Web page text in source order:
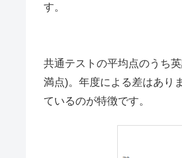
す。
共通テストの平均点のうち
満点)。年度による差はあり
ているのが特徴です。